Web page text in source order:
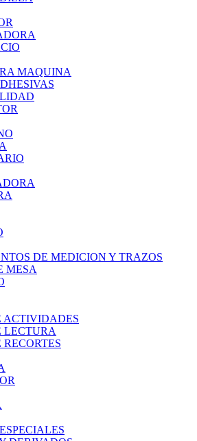
MAQUINA
DE MEDICION Y TRAZOS
MESA
ACTIVIDADES
LECTURA